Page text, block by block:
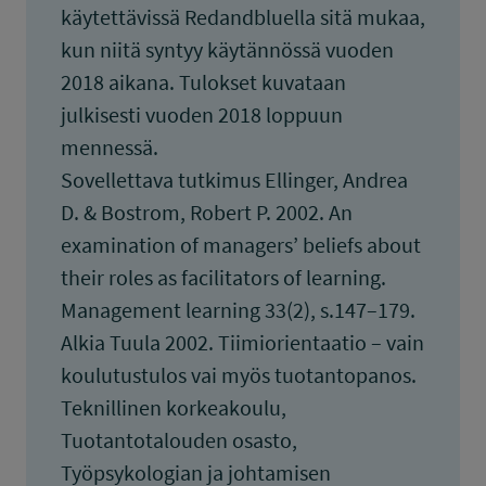
käytettävissä Redandbluella sitä mukaa,
kun niitä syntyy käytännössä vuoden
2018 aikana. Tulokset kuvataan
julkisesti vuoden 2018 loppuun
mennessä.
Sovellettava tutkimus Ellinger, Andrea
D. & Bostrom, Robert P. 2002. An
examination of managers’ beliefs about
their roles as facilitators of learning.
Management learning 33(2), s.147–179.
Alkia Tuula 2002. Tiimiorientaatio – vain
koulutustulos vai myös tuotantopanos.
Teknillinen korkeakoulu,
Tuotantotalouden osasto,
Työpsykologian ja johtamisen